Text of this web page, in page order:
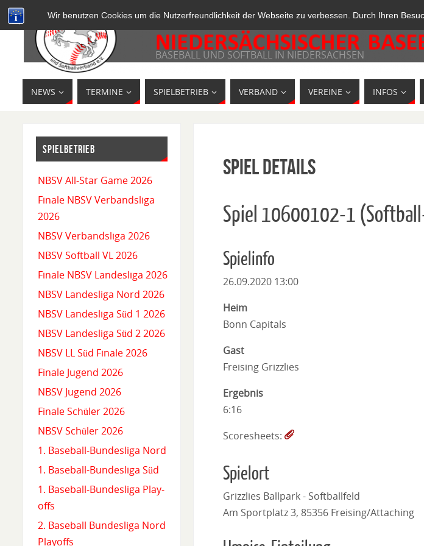
Wir benutzen Cookies um die Nutzerfreundlichkeit der Webseite zu verbessen. Durch Ihren
BASEBALL UND SOFTBALL IN NIEDERSACHSEN
NEWS TERMINE SPIELBETRIEB VERBAND VEREINE INFOS
Spiel Details
Spiel 10600102-1
Spielinfo
26.09.2020 13:00
Heim
Bonn Capitals
Gast
Freising Grizzlies
Ergebnis
6:16
Scoresheets:
Spielort
Grizzlies Ballpark - Softballfeld
Am Sportplatz 3, 85356 Freising/Attaching
SPIELBETRIEB
NBSV All-Star Game 2026
Finale NBSV Verbandsliga
2026
NBSV Verbandsliga 2026
NBSV Softball VL 2026
Finale NBSV Landesliga 2026
NBSV Landesliga Nord 2026
NBSV Landesliga Süd 1 2026
NBSV Landesliga Süd 2 2026
NBSV LL Süd Finale 2026
Finale Jugend 2026
NBSV Jugend 2026
Finale Schüler 2026
NBSV Schüler 2026
1. Baseball-Bundesliga Nord
1. Baseball-Bundesliga Süd
1. Baseball-Bundesliga Play-
offs
2. Baseball Bundesliga Nord
Playoffs